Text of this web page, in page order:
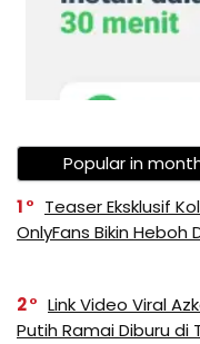
Popular in
1
Teaser Eksklusif
OnlyFans Bikin Heboh
2
Link Video Viral
Putih Ramai Diburu di